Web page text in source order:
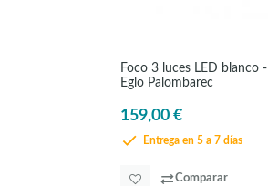
Foco 3 luces LED blanco -
Eglo Palombarec
159,00 €
Entrega en 5 a 7 días
Comparar